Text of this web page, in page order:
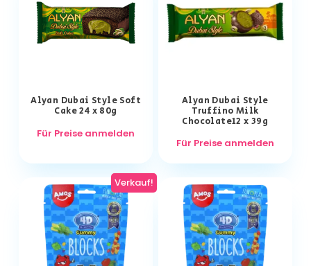
Alyan Dubai Style Soft
Cake 24 x 80g
Für Preise anmelden
Alyan Dubai Style
Truffino Milk
Chocolate12 x 39g
Für Preise anmelden
Verkauf!